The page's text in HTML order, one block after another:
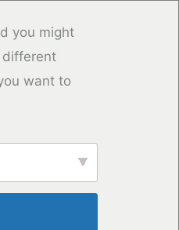
you might
different
want to